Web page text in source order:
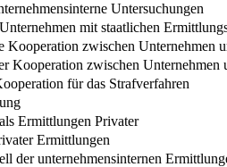
Untersuchungen
mit staatlichen
Kooperation zwischen Unternehmen
Kooperation zwischen Unternehmen
für das Strafverfahren
Ermittlungen Privater
Ermittlungen
der unternehmensinternen